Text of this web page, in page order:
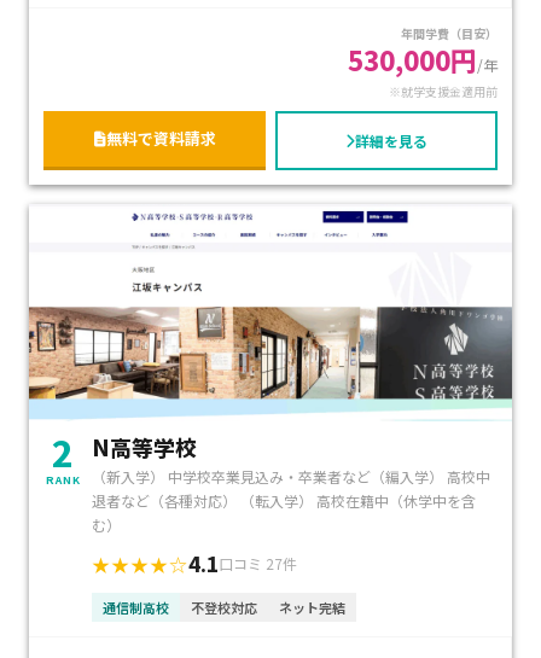
年間学費（目安）
530,000円/年
※就学支援金適用前
無料で資料請求 詳細を見る
2
RANK
N高等学校
（新入学） 中学校卒業見込み・卒業者など（編入学） 高校中
退者など（各種対応） （転入学） 高校在籍中（休学中を含
む）
★★★★☆4.1口コミ 27件
通信制高校 不登校対応 ネット完結